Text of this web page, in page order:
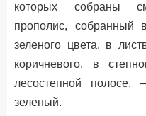
которых собраны
прополис,
зеленого цвета, в
коричневого, в
лесостепной
зеленый.